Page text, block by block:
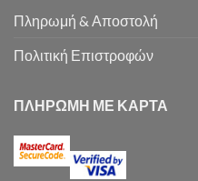
Πληρωμή & Αποστολή
Πολιτική Επιστροφών
ΠΛΗΡΩΜΗ ΜΕ ΚΑΡΤΑ